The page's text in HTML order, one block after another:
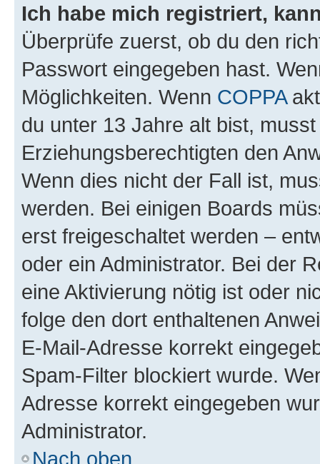
Ich habe mich registriert,
Überprüfe zuerst, ob du den
Passwort eingegeben hast.
Möglichkeiten. Wenn COPPA
du unter 13 Jahre alt bist,
Erziehungsberechtigten den
Wenn dies nicht der Fall ist,
werden. Bei einigen Boards
erst freigeschaltet werden –
oder ein Administrator. Bei der
eine Aktivierung nötig ist oder
folge den dort enthaltenen
E-Mail-Adresse korrekt
Spam-Filter blockiert wurde.
Adresse korrekt eingegeben
Administrator.
Nach oben